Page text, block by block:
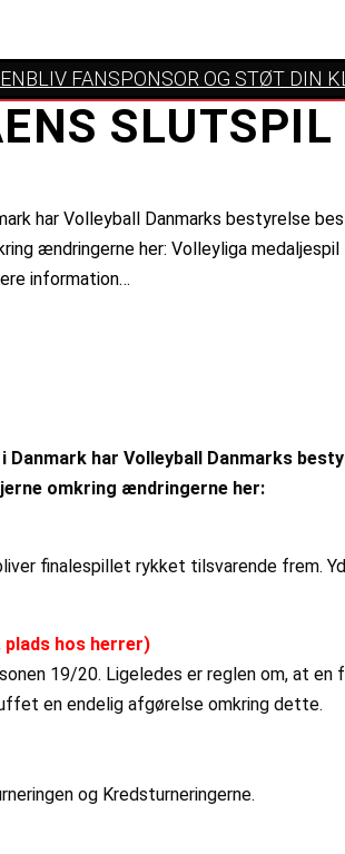
BLIV FANSPONSOR OG STØT DIN
SLUTSPIL
har Volleyball Danmarks bestyrelse
ændringerne her: Volleyliga
information…
Danmark har Volleyball Danmarks
omkring ændringerne her:
finalespillet rykket tilsvarende frem.
plads hos herrer)
19/20. Ligeledes er reglen om, at
en endelig afgørelse omkring dette.
og Kredsturneringerne.